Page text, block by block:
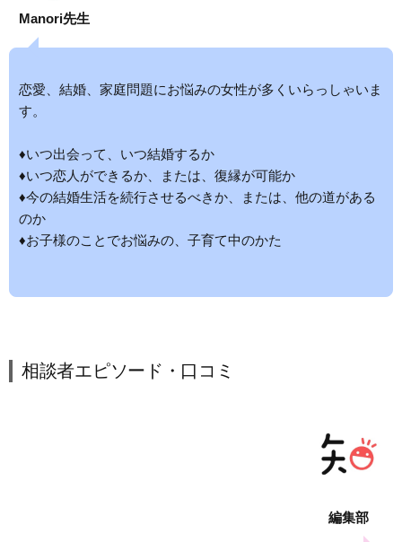
Manori先生
恋愛、結婚、家庭問題にお悩みの女性が多くいらっしゃいま
す。
♦いつ出会って、いつ結婚するか
♦いつ恋人ができるか、または、復縁が可能か
♦今の結婚生活を続行させるべきか、または、他の道がある
のか
♦お子様のことでお悩みの、子育て中のかた
相談者エピソード・口コミ
編集部